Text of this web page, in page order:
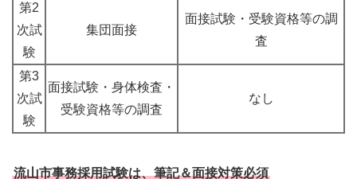
第2
次試
験
集団面接
面接試験・受験資格等の調
査
第3
次試
験
面接試験・身体検査・
受験資格等の調査
なし
流山市事務採用試験は、筆記＆面接対策必須